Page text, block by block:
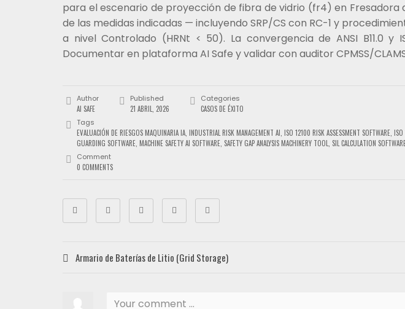
para el escenario de proyección de fibra de vidrio (fr4) en Fresadora
de las medidas indicadas — incluyendo SRP/CS con RC-1 y
a nivel Controlado (HRNt < 50). La convergencia de ANSI B11.0 y
Documentar en plataforma AI Safe y validar con auditor CPMSS/
Author
AI SAFE
Published
21 ABRIL, 2026
Categories
CASOS DE ÉXITO
Tags
EVALUACIÓN DE RIESGOS MAQUINARIA IA INDUSTRIAL RISK MANAGEMENT AI ISO 12100 RISK ASSESSMENT SOFTWARE ISO
GUARDING SOFTWARE MACHINE SAFETY AI SOFTWARE SAFETY GAP ANALYSIS MACHINERY TOOL SIL CALCULATION
Comment
0 COMMENTS
Armario de Baterías de Litio (Grid Storage)